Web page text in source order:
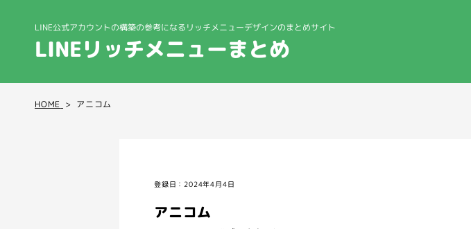
LINE公式アカウントの構築の参考になるリッチメニューデザインのまとめサイト
LINEリッチメニューまとめ
HOME アニコム
登録日：2024年4月4日
アニコム